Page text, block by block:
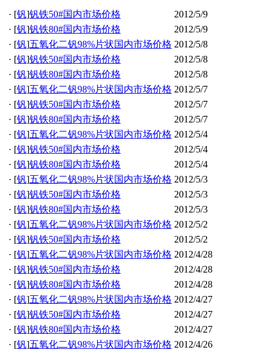
· [钒]钒铁50#国内市场价格
2012/5/9
· [钒]钒铁80#国内市场价格
2012/5/9
· [钒]五氧化二钒98%片状国内市场价格 2012/5/8
· [钒]钒铁50#国内市场价格
2012/5/8
· [钒]钒铁80#国内市场价格
2012/5/8
· [钒]五氧化二钒98%片状国内市场价格 2012/5/7
· [钒]钒铁50#国内市场价格
2012/5/7
· [钒]钒铁80#国内市场价格
2012/5/7
· [钒]五氧化二钒98%片状国内市场价格 2012/5/4
· [钒]钒铁50#国内市场价格
2012/5/4
· [钒]钒铁80#国内市场价格
2012/5/4
· [钒]五氧化二钒98%片状国内市场价格 2012/5/3
· [钒]钒铁50#国内市场价格
2012/5/3
· [钒]钒铁80#国内市场价格
2012/5/3
· [钒]五氧化二钒98%片状国内市场价格 2012/5/2
· [钒]钒铁50#国内市场价格
2012/5/2
· [钒]五氧化二钒98%片状国内市场价格 2012/4/28
· [钒]钒铁50#国内市场价格
2012/4/28
· [钒]钒铁80#国内市场价格
2012/4/28
· [钒]五氧化二钒98%片状国内市场价格 2012/4/27
· [钒]钒铁50#国内市场价格
2012/4/27
· [钒]钒铁80#国内市场价格
2012/4/27
· [钒]五氧化二钒98%片状国内市场价格 2012/4/26